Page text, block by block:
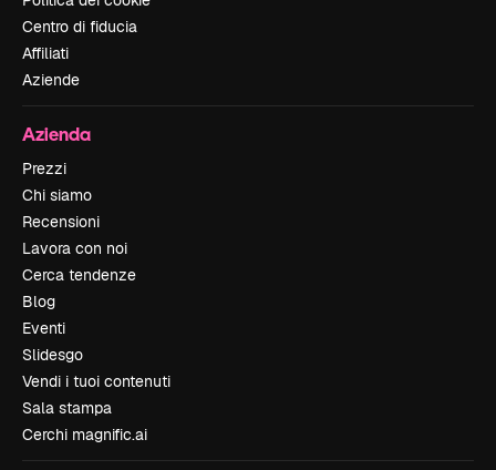
Centro di fiducia
Affiliati
Aziende
Azienda
Prezzi
Chi siamo
Recensioni
Lavora con noi
Cerca tendenze
Blog
Eventi
Slidesgo
Vendi i tuoi contenuti
Sala stampa
Cerchi magnific.ai